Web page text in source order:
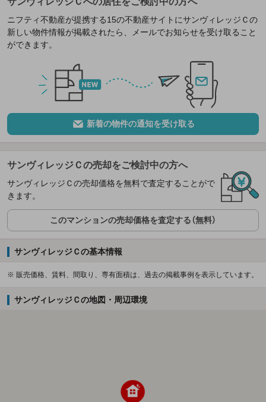
ニフティ不動産が提携する15の不動産サイトにサンヴィレッジＣの
新しい物件情報が掲載されたら、メールでお知らせを受け取ること
ができます。
新着の物件の通知を受け取る
サンヴィレッジＣの売却をご検討中の方へ
サンヴィレッジＣの売却価格を無料で査定することがで
きます。
このマンションの売却価格を査定する（無料）
サンヴィレッジＣの基本情報
※ 販売価格、賃料、間取り、専有面積は、過去の掲載事例を表示しています。
サンヴィレッジＣの地図・周辺環境